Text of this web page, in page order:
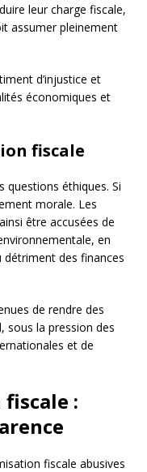
leur charge fiscale,
assumer pleinement
d’injustice et
économiques et
fiscale
questions éthiques. Si
morale. Les
être accusées de
en
des finances
de rendre des
sous la pression des
et de
fiscale :
fiscale abusives